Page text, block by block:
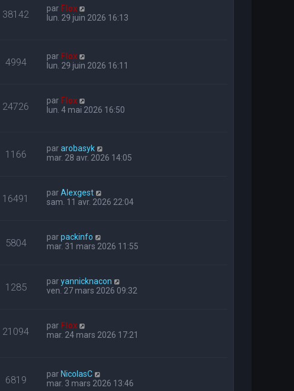
38142 par Flox
lun. 29 juin 2026 16:13
4994 par Flox
lun. 29 juin 2026 16:11
24726 par Flox
lun. 4 mai 2026 16:50
1166 pararobasyk
mar. 28 avr. 2026 14:05
16491 parAlexgest
sam. 11 avr. 2026 22:04
5804 parpackinfo
mar. 31 mars 2026 11:55
1285 paryannicknacon
ven. 27 mars 2026 09:32
21094 par Flox
mar. 24 mars 2026 17:21
6819 parNicolasC
mar. 3 mars 2026 13:46